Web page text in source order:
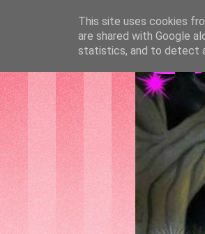
This site uses cookies
are shared with Google
statistics, and to detect